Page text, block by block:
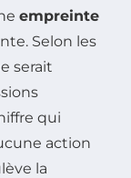
empreinte
Selon les
serait
qui
action
la